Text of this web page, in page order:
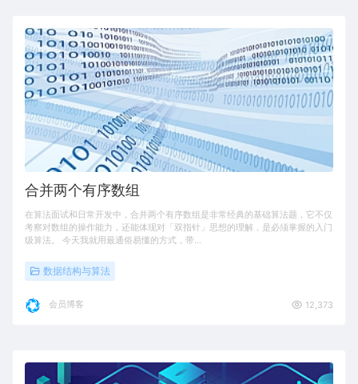
合并两个有序数组
在算法面试和日常开发中，合并两个有序数组是非常经典的基础算法题，它不仅
考察对数组的操作能力，还能体现对「双指针」思想的理解，是必须掌握的入门
级算法。 今天我就用最通俗易懂的方式，带…
数据结构与算法
会员博客 12,373